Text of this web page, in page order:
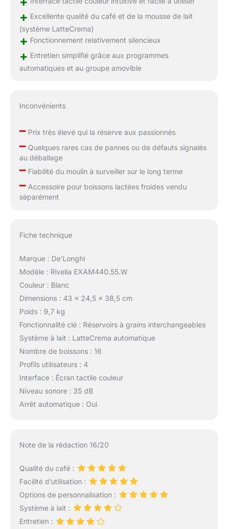
+ Excellente qualité du café et de la mousse de lait
(système LatteCrema)
+ Fonctionnement relativement silencieux
+ Entretien simplifié grâce aux programmes
automatiques et au groupe amovible
Inconvénients
–Prix très élevé qui la réserve aux passionnés
–Quelques rares cas de pannes ou de défauts signalés
au déballage
–Fiabilité du moulin à surveiller sur le long terme
–Accessoire pour boissons lactées froides vendu
séparément
Fiche technique
Marque : De’Longhi
Modèle : Rivelia EXAM440.55.W
Couleur : Blanc
Dimensions : 43 x 24,5 x 38,5 cm
Poids : 9,7 kg
Fonctionnalité clé : Réservoirs à grains interchangeables
Système à lait : LatteCrema automatique
Nombre de boissons : 16
Profils utilisateurs : 4
Interface : Écran tactile couleur
Niveau sonore : 35 dB
Arrêt automatique : Oui
Note de la rédaction 16/20
Qualité du café :
Facilité d’utilisation :
Options de personnalisation :
Système à lait :
Entretien :